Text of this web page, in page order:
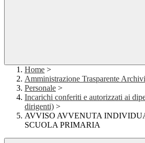
Home >
Amministrazione Trasparente
Personale >
Incarichi conferiti e autorizzati ai
dirigenti) >
AVVISO AVVENUTA
SCUOLA PRIMARIA